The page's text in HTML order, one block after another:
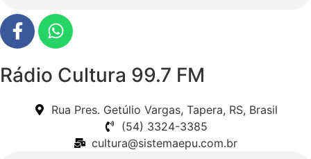
Rádio Cultura 99.7 FM
Rua Pres. Getúlio Vargas, Tapera, RS, Brasil
(54) 3324-3385
cultura@sistemaepu.com.br